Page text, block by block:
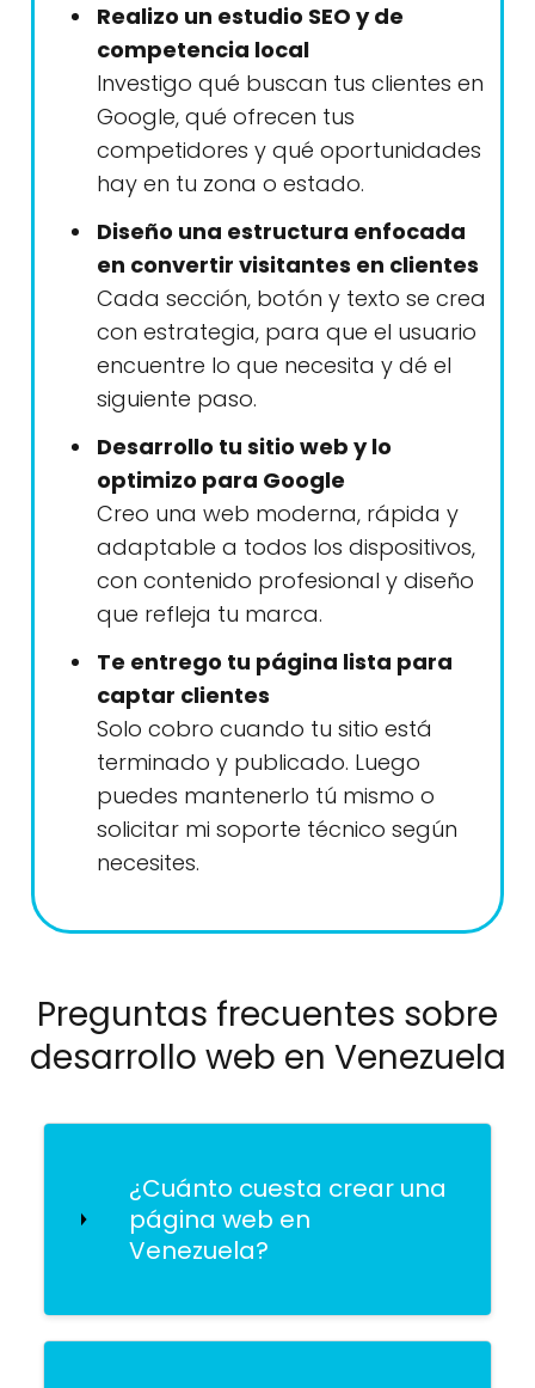
Realizo un estudio SEO y de
competencia local
Investigo qué buscan tus clientes en
Google, qué ofrecen tus
competidores y qué oportunidades
hay en tu zona o estado.
Diseño una estructura enfocada
en convertir visitantes en clientes
Cada sección, botón y texto se crea
con estrategia, para que el usuario
encuentre lo que necesita y dé el
siguiente paso.
Desarrollo tu sitio web y lo
optimizo para Google
Creo una web moderna, rápida y
adaptable a todos los dispositivos,
con contenido profesional y diseño
que refleja tu marca.
Te entrego tu página lista para
captar clientes
Solo cobro cuando tu sitio está
terminado y publicado. Luego
puedes mantenerlo tú mismo o
solicitar mi soporte técnico según
necesites.
Preguntas frecuentes sobre
desarrollo web en Venezuela
¿Cuánto cuesta crear una
página web en
Venezuela?